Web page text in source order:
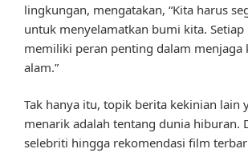
lingkungan, mengatakan, “Kita harus
untuk menyelamatkan bumi kita.
memiliki peran penting dalam menjaga
alam.”
Tak hanya itu, topik berita kekinian lain
menarik adalah tentang dunia hiburan.
selebriti hingga rekomendasi film